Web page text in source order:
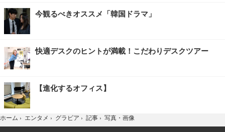
今観るべきオススメ「韓国ドラマ」
快適デスクのヒントが満載！こだわりデスクツアー
【進化するオフィス】
ホーム › エンタメ › グラビア › 記事 › 写真・画像